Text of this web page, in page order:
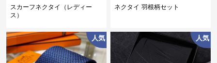
スカーフネクタイ（レディー
ス）
ネクタイ 羽根柄セット
人気 人気